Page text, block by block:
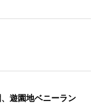
遊園地ベニーラン